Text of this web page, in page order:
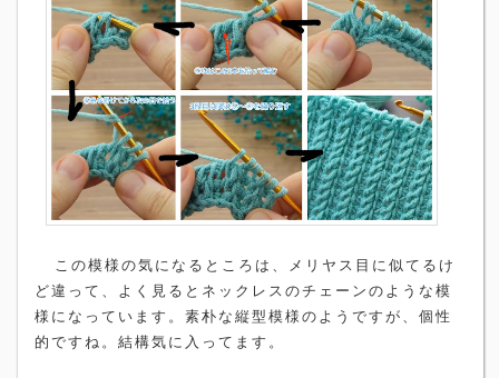
この模様の気になるところは、メリヤス目に似てるけ
ど違って、よく見るとネックレスのチェーンのような模
様になっています。素朴な縦型模様のようですが、個性
的ですね。結構気に入ってます。